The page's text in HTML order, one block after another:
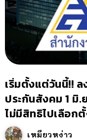
เริ่มตั้งแต่วันนี้!!
ประกันสังคม 1 มิ.
ไม่มีสิทธิไปเลือกตั้
เหมียวหง่าว